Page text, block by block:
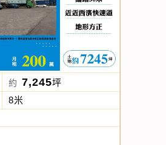
約 7,245坪
8米